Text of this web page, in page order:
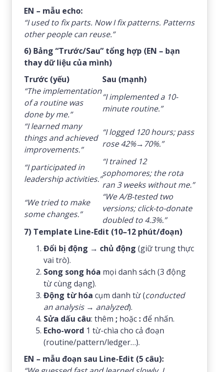
EN – mẫu echo:
“I used to fix parts. Now I fix patterns. Patterns
other people can reuse.”
6) Bảng “Trước/Sau” tổng hợp (EN – bạn
thay dữ liệu của mình)
Trước (yếu)
Sau (mạnh)
“The implementation
of a routine was
done by me.”
“I implemented a 10-
minute routine.”
“I learned many
things and achieved
improvements.”
“I logged 120 hours; pass
rose 42%→70%.”
“I participated in
leadership activities.”
“I trained 12
sophomores; the rota
ran 3 weeks without me.”
“We tried to make
some changes.”
“We A/B-tested two
versions; click-to-donate
doubled to 4.3%.”
7) Template Line-Edit (10–12 phút/đoạn)
Đổi bị động → chủ động (giữ trung thực
vai trò).
Song song hóa mọi danh sách (3 động
từ cùng dạng).
Động từ hóa cụm danh từ (conducted
an analysis → analyzed).
Sửa dấu câu: thêm ; hoặc : để nhấn.
Echo-word 1 từ-chìa cho cả đoạn
(routine/pattern/ledger…).
EN – mẫu đoạn sau Line-Edit (5 câu):